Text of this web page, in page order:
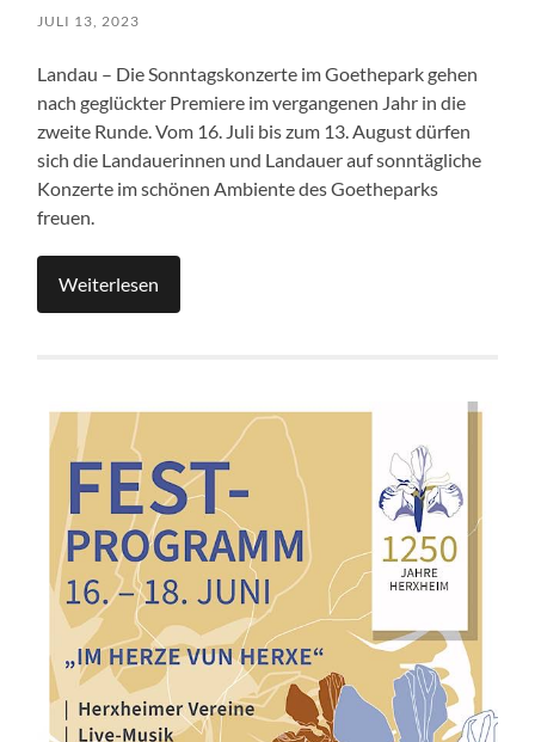
JULI 13, 2023
Landau – Die Sonntagskonzerte im Goethepark gehen
nach geglückter Premiere im vergangenen Jahr in die
zweite Runde. Vom 16. Juli bis zum 13. August dürfen
sich die Landauerinnen und Landauer auf sonntägliche
Konzerte im schönen Ambiente des Goetheparks
freuen.
Weiterlesen